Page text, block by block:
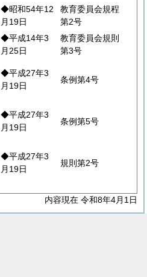
◆昭和54年12
月19日
教育委員会規程
第2号
◆平成14年3
月25日
教育委員会規則
第3号
◆平成27年3
月19日
条例第4号
◆平成27年3
月19日
条例第5号
◆平成27年3
月19日
規則第2号
内容現在 令和8年4月1日